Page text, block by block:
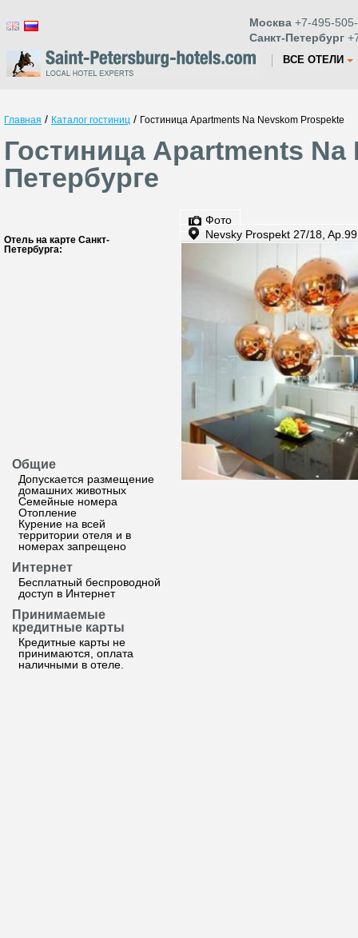
Москва +7-495-
Санкт-Петербург
ВСЕ ОТЕЛИ
Главная / Каталог гостиниц / Гостиница Apartments Na Nevskom Prospekte
Гостиница Apartments
Петербурге
Отель на карте Санкт-
Петербурга:
Общие
Допускается размещение
домашних животных
Семейные номера
Отопление
Курение на всей
территории отеля и в
номерах запрещено
Интернет
Бесплатный беспроводной
доступ в Интернет
Принимаемые
кредитные карты
Кредитные карты не
принимаются, оплата
наличными в отеле.
Фото
Nevsky Prospekt 27/18, Ap.99